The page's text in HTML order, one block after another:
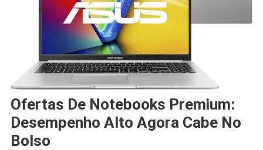
Ofertas De Notebooks Premium:
Desempenho Alto Agora Cabe No
Bolso